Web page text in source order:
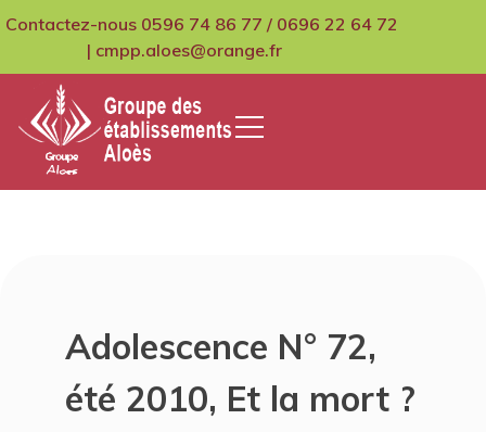
Contactez-nous 0596 74 86 77 / 0696 22 64 72
| cmpp.aloes@orange.fr
GCMPIH Aloes
Adolescence N° 72,
été 2010, Et la mort ?